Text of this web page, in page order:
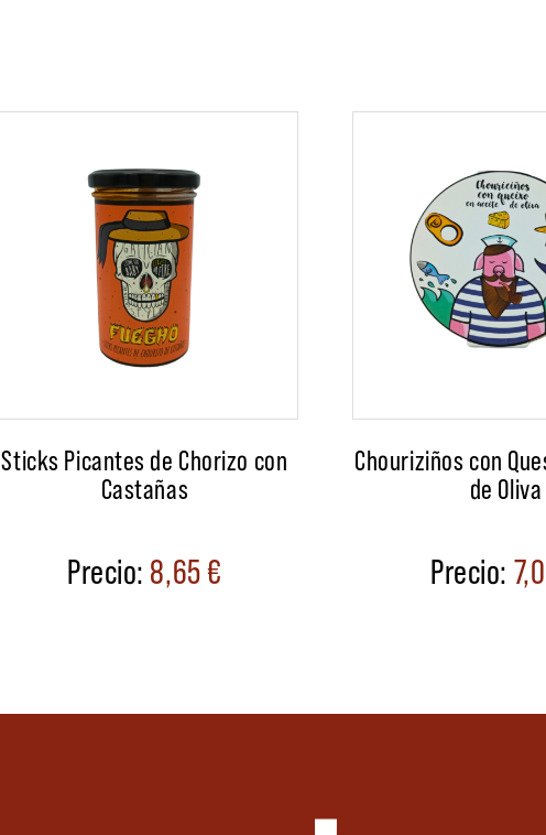
Sticks Picantes de Chorizo con
Castañas
8,65€
Chouriziños con
de Oliva